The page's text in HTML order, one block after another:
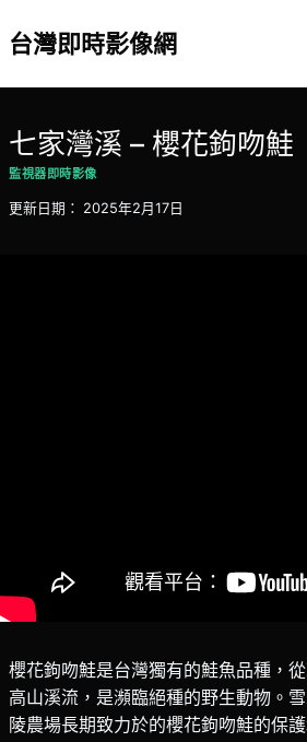
to台灣即時影像網
七家灣溪 – 櫻花鉤吻鮭
監視器即時影像
更新日期： 2025年2月17日
櫻花鉤吻鮭是台灣獨有的鮭魚品種，
高山溪流，是瀕臨絕種的野生動物。
陵農場長期致力於的櫻花鉤吻鮭的保